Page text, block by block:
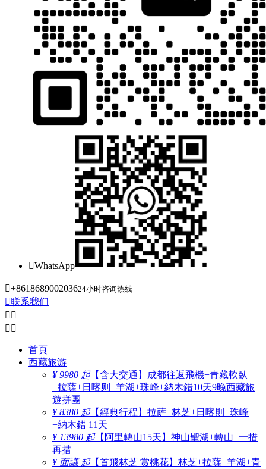
WhatsApp
+861868900203624小时咨询热线
联系我们
 
 
首頁
西藏旅游
¥ 9980 起【含大交通】成都往返飛機+青藏軟臥
+拉薩+日喀则+羊湖+珠峰+納木錯10天9晚西藏旅
遊拼團
¥ 8380 起【經典行程】拉萨+林芝+日喀則+珠峰
+納木錯 11天
¥ 13980 起【阿里轉山15天】神山聖湖+轉山+一措
再措
¥ 面議 起【首飛林芝 赏桃花】林芝+拉薩+羊湖+青